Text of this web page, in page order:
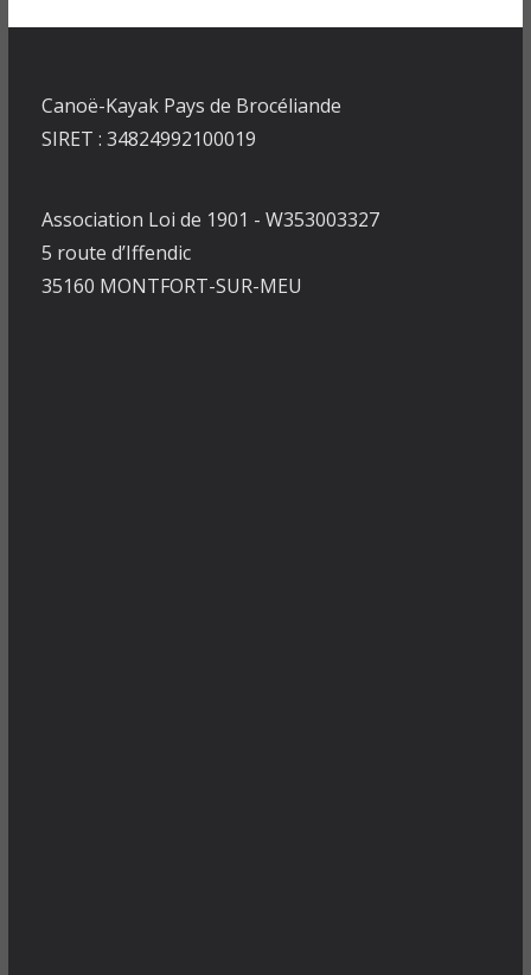
Canoë-Kayak Pays de Brocéliande
SIRET : 34824992100019
Association Loi de 1901 - W353003327
5 route d’Iffendic
35160 MONTFORT-SUR-MEU